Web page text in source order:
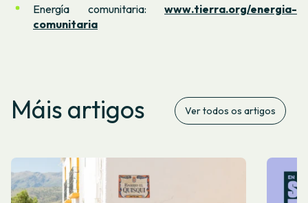
Energía comunitaria: www.tierra.org/energia-
comunitaria
Máis artigos Ver todos os artigos